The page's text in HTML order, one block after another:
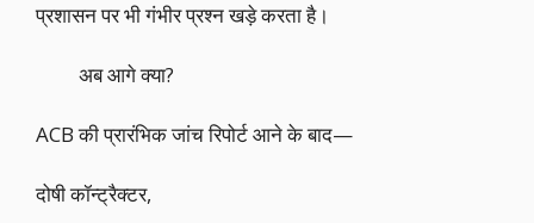
प्रशासन पर भी गंभीर प्रश्न खड़े करता है।
अब आगे क्या?
ACB की प्रारंभिक जांच रिपोर्ट आने के बाद—
दोषी कॉन्ट्रैक्टर,